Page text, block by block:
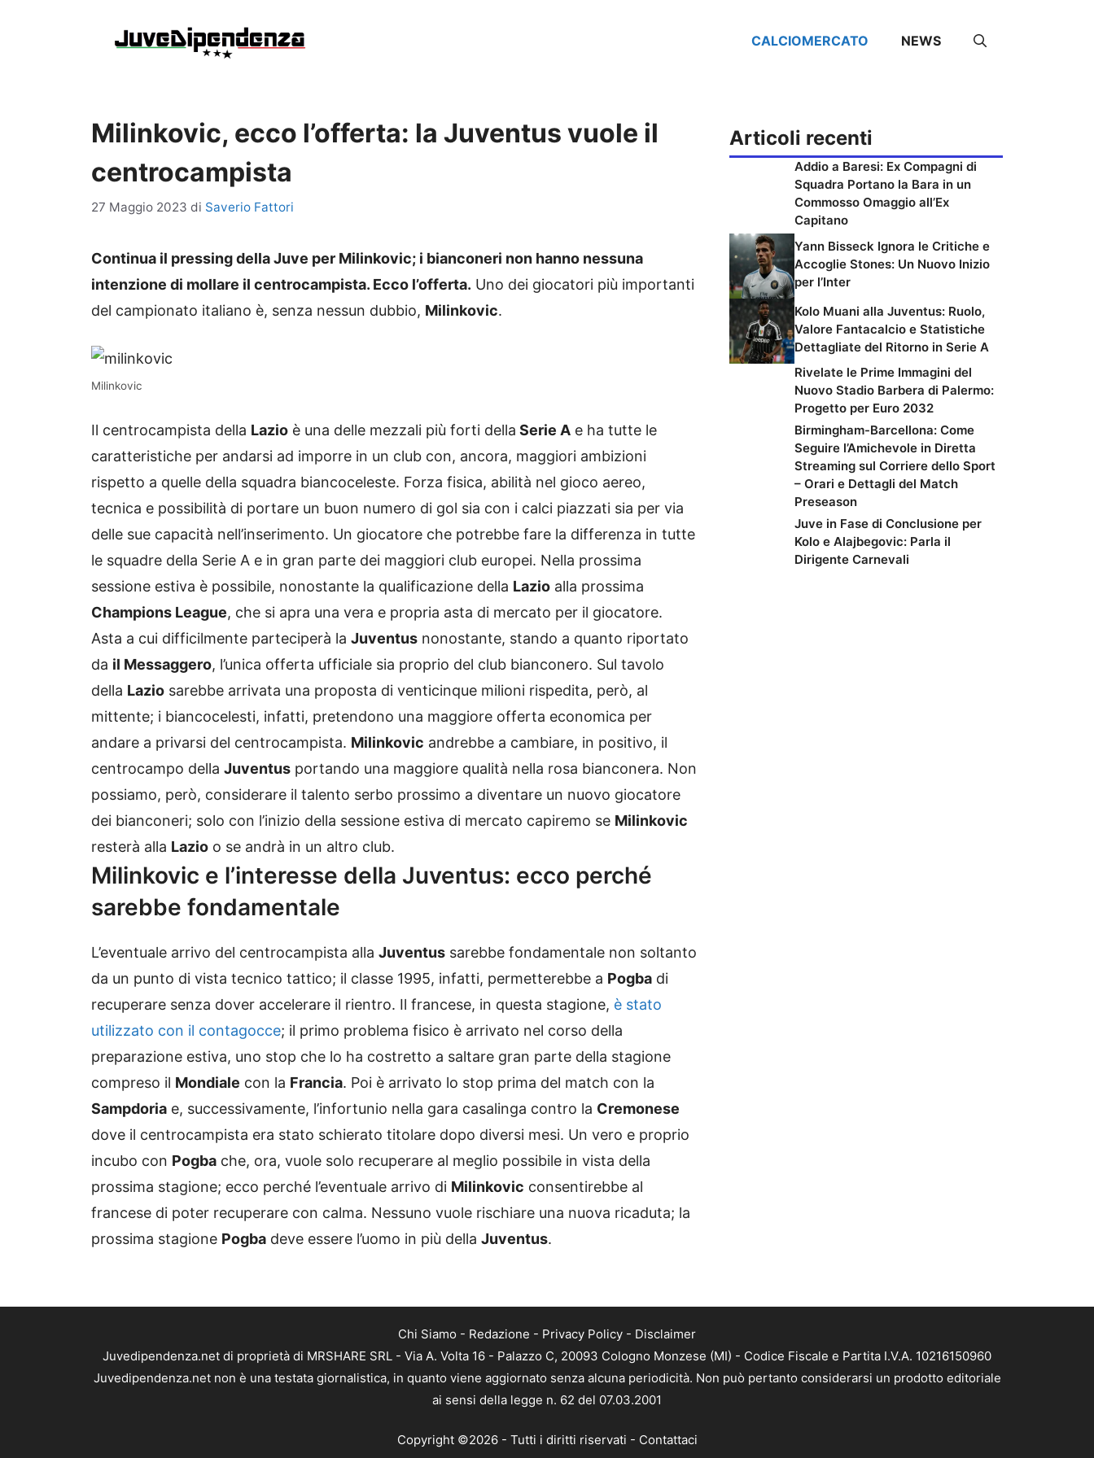
CALCIOMERCATO NEWS
Milinkovic, ecco l’offerta: la Juventus vuole il
centrocampista
27 Maggio 2023 di Saverio Fattori
Continua il pressing della Juve per Milinkovic; i bianconeri non hanno nessuna
intenzione di mollare il centrocampista. Ecco l’offerta. Uno dei giocatori più importanti
del campionato italiano è, senza nessun dubbio, Milinkovic.
Milinkovic
Il centrocampista della Lazio è una delle mezzali più forti della Serie A e ha tutte le
caratteristiche per andarsi ad imporre in un club con, ancora, maggiori ambizioni
rispetto a quelle della squadra biancoceleste. Forza fisica, abilità nel gioco aereo,
tecnica e possibilità di portare un buon numero di gol sia con i calci piazzati sia per via
delle sue capacità nell’inserimento. Un giocatore che potrebbe fare la differenza in tutte
le squadre della Serie A e in gran parte dei maggiori club europei. Nella prossima
sessione estiva è possibile, nonostante la qualificazione della Lazio alla prossima
Champions League, che si apra una vera e propria asta di mercato per il giocatore.
Asta a cui difficilmente parteciperà la Juventus nonostante, stando a quanto riportato
da il Messaggero, l’unica offerta ufficiale sia proprio del club bianconero. Sul tavolo
della Lazio sarebbe arrivata una proposta di venticinque milioni rispedita, però, al
mittente; i biancocelesti, infatti, pretendono una maggiore offerta economica per
andare a privarsi del centrocampista. Milinkovic andrebbe a cambiare, in positivo, il
centrocampo della Juventus portando una maggiore qualità nella rosa bianconera. Non
possiamo, però, considerare il talento serbo prossimo a diventare un nuovo giocatore
dei bianconeri; solo con l’inizio della sessione estiva di mercato capiremo se Milinkovic
resterà alla Lazio o se andrà in un altro club.
Milinkovic e l’interesse della Juventus: ecco perché
sarebbe fondamentale
L’eventuale arrivo del centrocampista alla Juventus sarebbe fondamentale non soltanto
da un punto di vista tecnico tattico; il classe 1995, infatti, permetterebbe a Pogba di
recuperare senza dover accelerare il rientro. Il francese, in questa stagione, è stato
utilizzato con il contagocce; il primo problema fisico è arrivato nel corso della
preparazione estiva, uno stop che lo ha costretto a saltare gran parte della stagione
compreso il Mondiale con la Francia. Poi è arrivato lo stop prima del match con la
Sampdoria e, successivamente, l’infortunio nella gara casalinga contro la Cremonese
dove il centrocampista era stato schierato titolare dopo diversi mesi. Un vero e proprio
incubo con Pogba che, ora, vuole solo recuperare al meglio possibile in vista della
prossima stagione; ecco perché l’eventuale arrivo di Milinkovic consentirebbe al
francese di poter recuperare con calma. Nessuno vuole rischiare una nuova ricaduta; la
prossima stagione Pogba deve essere l’uomo in più della Juventus.
Articoli recenti
Addio a Baresi: Ex Compagni di
Squadra Portano la Bara in un
Commosso Omaggio all’Ex
Capitano
Yann Bisseck Ignora le Critiche e
Accoglie Stones: Un Nuovo Inizio
per l’Inter
Kolo Muani alla Juventus: Ruolo,
Valore Fantacalcio e Statistiche
Dettagliate del Ritorno in Serie A
Rivelate le Prime Immagini del
Nuovo Stadio Barbera di Palermo:
Progetto per Euro 2032
Birmingham-Barcellona: Come
Seguire l’Amichevole in Diretta
Streaming sul Corriere dello Sport
– Orari e Dettagli del Match
Preseason
Juve in Fase di Conclusione per
Kolo e Alajbegovic: Parla il
Dirigente Carnevali
Chi Siamo - Redazione - Privacy Policy - Disclaimer
Juvedipendenza.net di proprietà di MRSHARE SRL - Via A. Volta 16 - Palazzo C, 20093 Cologno Monzese (MI) - Codice Fiscale e Partita I.V.A. 10216150960
Juvedipendenza.net non è una testata giornalistica, in quanto viene aggiornato senza alcuna periodicità. Non può pertanto considerarsi un prodotto editoriale
ai sensi della legge n. 62 del 07.03.2001
Copyright ©2026 - Tutti i diritti riservati - Contattaci